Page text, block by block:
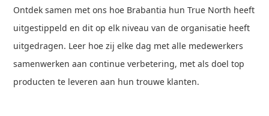
Ontdek samen met ons hoe Brabantia hun True North heeft
uitgestippeld en dit op elk niveau van de organisatie heeft
uitgedragen. Leer hoe zij elke dag met alle medewerkers
samenwerken aan continue verbetering, met als doel top
producten te leveren aan hun trouwe klanten.